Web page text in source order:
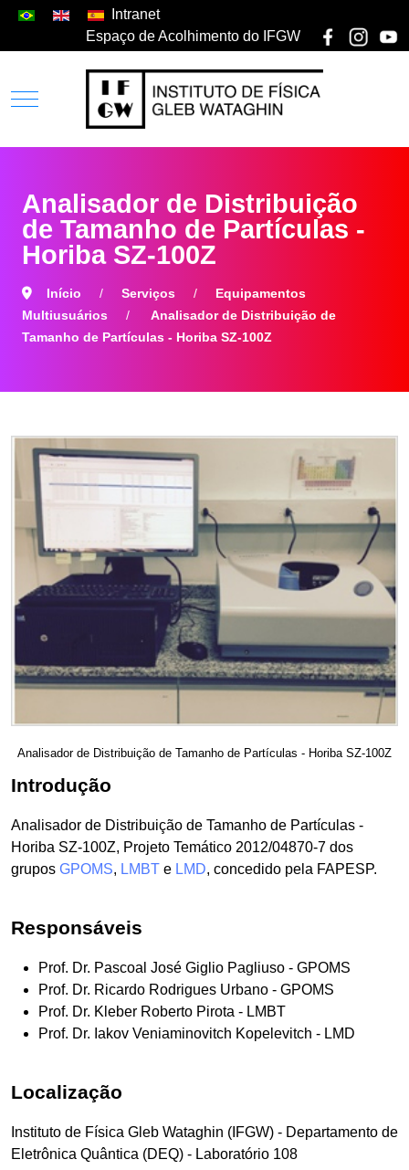
Intranet
Espaço de Acolhimento do IFGW
Analisador de Distribuição
de Tamanho de Partículas -
Horiba SZ-100Z
Início Serviços
Equipamentos
Multiusuários
Analisador de Distribuição de
Tamanho de Partículas - Horiba SZ-100Z
Analisador de Distribuição de Tamanho de Partículas - Horiba SZ-100Z
Introdução
Analisador de Distribuição de Tamanho de Partículas -
Horiba SZ-100Z, Projeto Temático 2012/04870-7 dos
grupos GPOMS, LMBT e LMD, concedido pela FAPESP.
Responsáveis
Prof. Dr. Pascoal José Giglio Pagliuso - GPOMS
Prof. Dr. Ricardo Rodrigues Urbano - GPOMS
Prof. Dr. Kleber Roberto Pirota - LMBT
Prof. Dr. Iakov Veniaminovitch Kopelevitch - LMD
Localização
Instituto de Física Gleb Wataghin (IFGW) - Departamento de
Eletrônica Quântica (DEQ) - Laboratório 108